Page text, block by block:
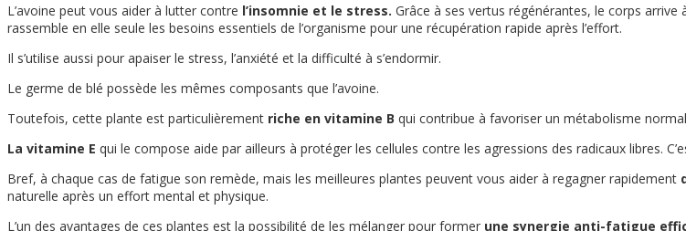
L’avoine peut vous aider à lutter contre l’insomnie et le stress. Grâce à ses vertus régénérantes, le corps arrive
rassemble en elle seule les besoins essentiels de l’organisme pour une récupération rapide après l’effort.
Il s’utilise aussi pour apaiser le stress, l’anxiété et la difficulté à s’endormir.
Le germe de blé possède les mêmes composants que l’avoine.
Toutefois, cette plante est particulièrement riche en vitamine B qui contribue à favoriser un métabolisme
La vitamine E qui le compose aide par ailleurs à protéger les cellules contre les agressions des radicaux libres.
Bref, à chaque cas de fatigue son remède, mais les meilleures plantes peuvent vous aider à regagner rapidement
naturelle après un effort mental et physique.
L’un des avantages de ces plantes est la possibilité de les mélanger pour former une synergie anti-fatigue